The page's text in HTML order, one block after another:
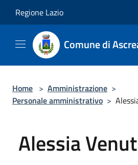
Regione Lazio
Comune di
Home > Amministrazione >
Personale amministrativo >
Alessia